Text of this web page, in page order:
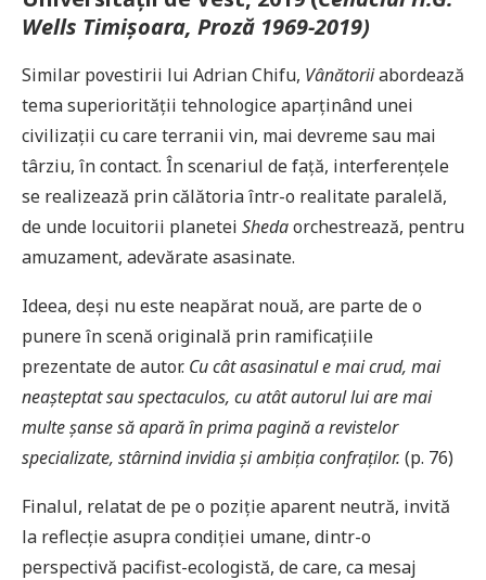
Wells Timișoara, Proză 1969-2019)
Similar povestirii lui Adrian Chifu, Vânătoriiabordează
tema superiorității tehnologice aparținând unei
civilizații cu care terranii vin, mai devreme sau mai
târziu, în contact. În scenariul de față, interferențele
se realizează prin călătoria într-o realitate paralelă,
de unde locuitorii planetei Shedaorchestrează, pentru
amuzament, adevărate asasinate.
Ideea, deși nu este neapărat nouă, are parte de o
punere în scenă originală prin ramificațiile
prezentate de autor. Cu cât asasinatul e mai crud, mai
neașteptat sau spectaculos, cu atât autorul lui are mai
multe șanse să apară în prima pagină a revistelor
specializate, stârnind invidia și ambiția confraților. (p. 76)
Finalul, relatat de pe o poziție aparent neutră, invită
la reflecție asupra condiției umane, dintr-o
perspectivă pacifist-ecologistă, de care, ca mesaj